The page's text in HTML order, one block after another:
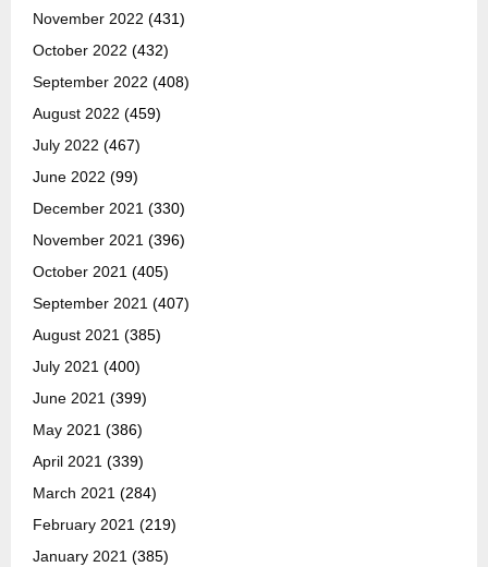
November 2022 (431)
October 2022 (432)
September 2022 (408)
August 2022 (459)
July 2022 (467)
June 2022 (99)
December 2021 (330)
November 2021 (396)
October 2021 (405)
September 2021 (407)
August 2021 (385)
July 2021 (400)
June 2021 (399)
May 2021 (386)
April 2021 (339)
March 2021 (284)
February 2021 (219)
January 2021 (385)